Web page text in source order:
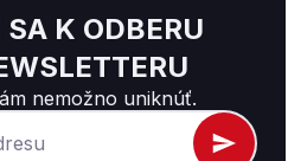
K ODBERU
nemožno uniknúť.